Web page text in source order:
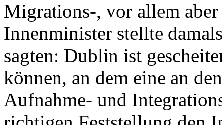
Migrations-, vor allem
Innenminister stellte
sagten: Dublin ist
können, an dem eine an
Aufnahme- und